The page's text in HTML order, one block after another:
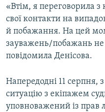
«Втім, я переговорила
свої контакти на
й побажання. На цей
зауважень/побажань
повідомила Денісова.
Напередодні 11 серпня,
ситуацію з екіпажем
уповноважений із прав